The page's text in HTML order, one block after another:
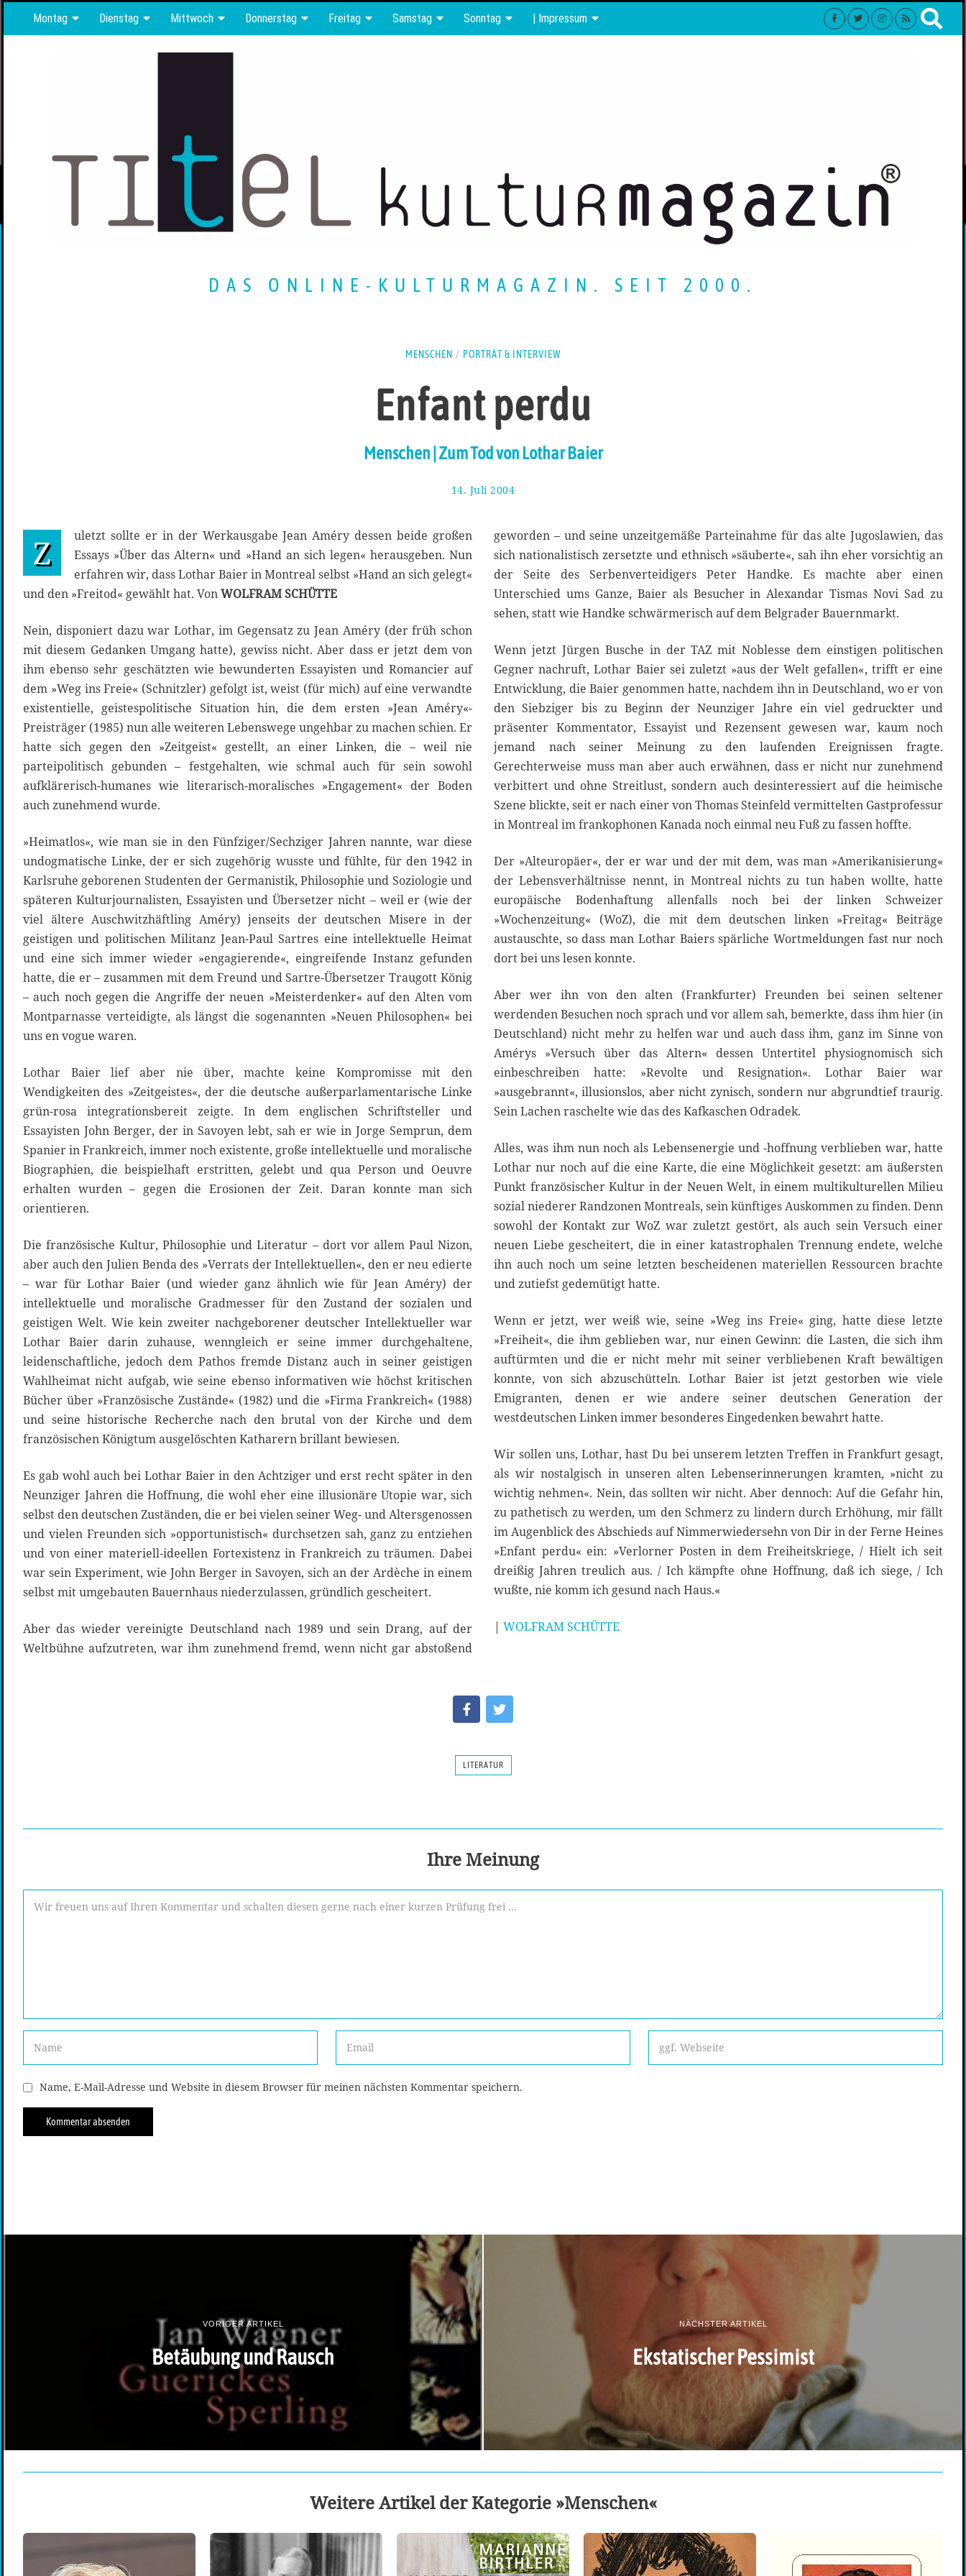
Montag Dienstag Mittwoch Donnerstag Freitag Samstag Sonntag | Impressum
DAS ONLINE-KULTURMAGAZIN. SEIT 2000.
MENSCHEN / PORTRÄT & INTERVIEW
Enfant perdu
Menschen | Zum Tod von Lothar Baier
14. Juli 2004
u
i
0
0
Z
uletzt sollte er in der Werkausgabe Jean Améry dessen beide großen
Essays »Über das Altern« und »Hand an sich legen« herausgeben. Nun
erfahren wir, dass Lothar Baier in Montreal selbst »Hand an sich gelegt«
und den »Freitod« gewählt hat. VonWOLFRAM SCHÜTTE
Nein, disponiert dazu war Lothar, im Gegensatz zu Jean Améry (der früh schon
mit diesem Gedanken Umgang hatte), gewiss nicht. Aber dass er jetzt dem von
ihm ebenso sehr geschätzten wie bewunderten Essayisten und Romancier auf
dem »Weg ins Freie« (Schnitzler) gefolgt ist, weist (für mich) auf eine verwandte
existentielle, geistespolitische Situation hin, die dem ersten »Jean Améry«-
Preisträger (1985) nun alle weiteren Lebenswege ungehbar zu machen schien. Er
hatte sich gegen den »Zeitgeist« gestellt, an einer Linken, die – weil nie
parteipolitisch gebunden – festgehalten, wie schmal auch für sein sowohl
aufklärerisch-humanes wie literarisch-moralisches »Engagement« der Boden
auch zunehmend wurde.
»Heimatlos«, wie man sie in den Fünfziger/Sechziger Jahren nannte, war diese
undogmatische Linke, der er sich zugehörig wusste und fühlte, für den 1942 in
Karlsruhe geborenen Studenten der Germanistik, Philosophie und Soziologie und
späteren Kulturjournalisten, Essayisten und Übersetzer nicht – weil er (wie der
viel ältere Auschwitzhäftling Améry) jenseits der deutschen Misere in der
geistigen und politischen Militanz Jean-Paul Sartres eine intellektuelle Heimat
und eine sich immer wieder »engagierende«, eingreifende Instanz gefunden
hatte, die er – zusammen mit dem Freund und Sartre-Übersetzer Traugott König
– auch noch gegen die Angriffe der neuen »Meisterdenker« auf den Alten vom
Montparnasse verteidigte, als längst die sogenannten »Neuen Philosophen« bei
uns en vogue waren.
Lothar Baier lief aber nie über, machte keine Kompromisse mit den
Wendigkeiten des »Zeitgeistes«, der die deutsche außerparlamentarische Linke
grün-rosa integrationsbereit zeigte. In dem englischen Schriftsteller und
Essayisten John Berger, der in Savoyen lebt, sah er wie in Jorge Semprun, dem
Spanier in Frankreich, immer noch existente, große intellektuelle und moralische
Biographien, die beispielhaft erstritten, gelebt und qua Person und Oeuvre
erhalten wurden – gegen die Erosionen der Zeit. Daran konnte man sich
orientieren.
Die französische Kultur, Philosophie und Literatur – dort vor allem Paul Nizon,
aber auch den Julien Benda des »Verrats der Intellektuellen«, den er neu edierte
– war für Lothar Baier (und wieder ganz ähnlich wie für Jean Améry) der
intellektuelle und moralische Gradmesser für den Zustand der sozialen und
geistigen Welt. Wie kein zweiter nachgeborener deutscher Intellektueller war
Lothar Baier darin zuhause, wenngleich er seine immer durchgehaltene,
leidenschaftliche, jedoch dem Pathos fremde Distanz auch in seiner geistigen
Wahlheimat nicht aufgab, wie seine ebenso informativen wie höchst kritischen
Bücher über »Französische Zustände« (1982) und die »Firma Frankreich« (1988)
und seine historische Recherche nach den brutal von der Kirche und dem
französischen Königtum ausgelöschten Katharern brillant bewiesen.
Es gab wohl auch bei Lothar Baier in den Achtziger und erst recht später in den
Neunziger Jahren die Hoffnung, die wohl eher eine illusionäre Utopie war, sich
selbst den deutschen Zuständen, die er bei vielen seiner Weg- und Altersgenossen
und vielen Freunden sich »opportunistisch« durchsetzen sah, ganz zu entziehen
und von einer materiell-ideellen Fortexistenz in Frankreich zu träumen. Dabei
war sein Experiment, wie John Berger in Savoyen, sich an der Ardèche in einem
selbst mit umgebauten Bauernhaus niederzulassen, gründlich gescheitert.
Aber das wieder vereinigte Deutschland nach 1989 und sein Drang, auf der
Weltbühne aufzutreten, war ihm zunehmend fremd, wenn nicht gar abstoßend
geworden – und seine unzeitgemäße Parteinahme für das alte Jugoslawien, das
sich nationalistisch zersetzte und ethnisch »säuberte«, sah ihn eher vorsichtig an
der Seite des Serbenverteidigers Peter Handke. Es machte aber einen
Unterschied ums Ganze, Baier als Besucher in Alexandar Tismas Novi Sad zu
sehen, statt wie Handke schwärmerisch auf dem Belgrader Bauernmarkt.
Wenn jetzt Jürgen Busche in der TAZ mit Noblesse dem einstigen politischen
Gegner nachruft, Lothar Baier sei zuletzt »aus der Welt gefallen«, trifft er eine
Entwicklung, die Baier genommen hatte, nachdem ihn in Deutschland, wo er von
den Siebziger bis zu Beginn der Neunziger Jahre ein viel gedruckter und
präsenter Kommentator, Essayist und Rezensent gewesen war, kaum noch
jemand nach seiner Meinung zu den laufenden Ereignissen fragte.
Gerechterweise muss man aber auch erwähnen, dass er nicht nur zunehmend
verbittert und ohne Streitlust, sondern auch desinteressiert auf die heimische
Szene blickte, seit er nach einer von Thomas Steinfeld vermittelten Gastprofessur
in Montreal im frankophonen Kanada noch einmal neu Fuß zu fassen hoffte.
Der »Alteuropäer«, der er war und der mit dem, was man »Amerikanisierung«
der Lebensverhältnisse nennt, in Montreal nichts zu tun haben wollte, hatte
europäische Bodenhaftung allenfalls noch bei der linken Schweizer
»Wochenzeitung« (WoZ), die mit dem deutschen linken »Freitag« Beiträge
austauschte, so dass man Lothar Baiers spärliche Wortmeldungen fast nur noch
dort bei uns lesen konnte.
Aber wer ihn von den alten (Frankfurter) Freunden bei seinen seltener
werdenden Besuchen noch sprach und vor allem sah, bemerkte, dass ihm hier (in
Deutschland) nicht mehr zu helfen war und auch dass ihm, ganz im Sinne von
Amérys »Versuch über das Altern« dessen Untertitel physiognomisch sich
einbeschreiben hatte: »Revolte und Resignation«. Lothar Baier war
»ausgebrannt«, illusionslos, aber nicht zynisch, sondern nur abgrundtief traurig.
Sein Lachen raschelte wie das des Kafkaschen Odradek.
Alles, was ihm nun noch als Lebensenergie und -hoffnung verblieben war, hatte
Lothar nur noch auf die eine Karte, die eine Möglichkeit gesetzt: am äußersten
Punkt französischer Kultur in der Neuen Welt, in einem multikulturellen Milieu
sozial niederer Randzonen Montreals, sein künftiges Auskommen zu finden. Denn
sowohl der Kontakt zur WoZ war zuletzt gestört, als auch sein Versuch einer
neuen Liebe gescheitert, die in einer katastrophalen Trennung endete, welche
ihn auch noch um seine letzten bescheidenen materiellen Ressourcen brachte
und zutiefst gedemütigt hatte.
Wenn er jetzt, wer weiß wie, seine »Weg ins Freie« ging, hatte diese letzte
»Freiheit«, die ihm geblieben war, nur einen Gewinn: die Lasten, die sich ihm
auftürmten und die er nicht mehr mit seiner verbliebenen Kraft bewältigen
konnte, von sich abzuschütteln. Lothar Baier ist jetzt gestorben wie viele
Emigranten, denen er wie andere seiner deutschen Generation der
westdeutschen Linken immer besonderes Eingedenken bewahrt hatte.
Wir sollen uns, Lothar, hast Du bei unserem letzten Treffen in Frankfurt gesagt,
als wir nostalgisch in unseren alten Lebenserinnerungen kramten, »nicht zu
wichtig nehmen«. Nein, das sollten wir nicht. Aber dennoch: Auf die Gefahr hin,
zu pathetisch zu werden, um den Schmerz zu lindern durch Erhöhung, mir fällt
im Augenblick des Abschieds auf Nimmerwiedersehn von Dir in der Ferne Heines
»Enfant perdu« ein: »Verlorner Posten in dem Freiheitskriege, / Hielt ich seit
dreißig Jahren treulich aus. / Ich kämpfte ohne Hoffnung, daß ich siege, / Ich
wußte, nie komm ich gesund nach Haus.«
| WOLFRAM SCHÜTTE
LITERATUR
Ihre Meinung
Name, E-Mail-Adresse und Website in diesem Browser für meinen nächsten Kommentar speichern.
VORIGER ARTIKEL
Betäubung und Rausch
NÄCHSTER ARTIKEL
Ekstatischer Pessimist
Weitere Artikel der Kategorie »Menschen«